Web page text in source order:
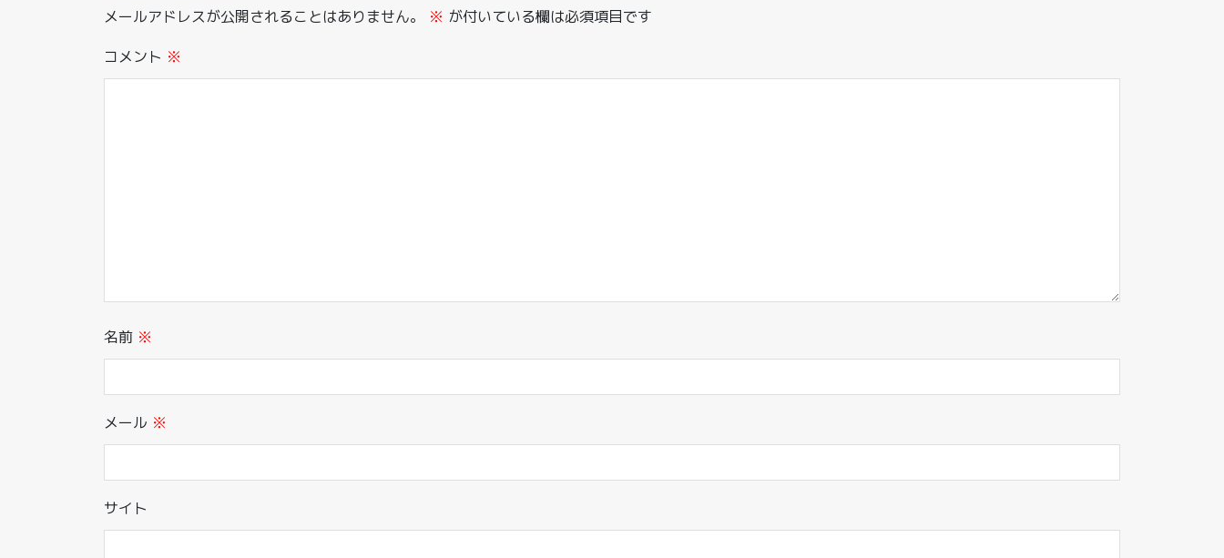
メールアドレスが公開されることはありません。 ※ が付いている欄は必須項目です
コメント ※
名前 ※
メール ※
サイト